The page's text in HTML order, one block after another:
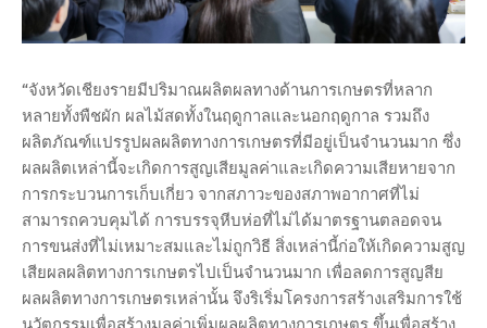
“จังหวัดเชียงรายมีปริมาณผลิตผลทางด้านการเกษตรที่หลาก
หลายทั้งพืชผัก ผลไม้สดทั้งในฤดูกาลและนอกฤดูกาล รวมถึง
ผลิตภัณฑ์แปรรูปผลผลิตทางการเกษตรที่มีอยู่เป็นจํานวนมาก ซึ่ง
ผลผลิตเหล่านี้จะเกิดการสูญเสียมูลค่าและเกิดความเสียหายจาก
การกระบวนการเก็บเกี่ยว จากสภาวะของสภาพอากาศที่ไม่
สามารถควบคุมได้ การบรรจุหีบห่อที่ไม่ได้มาตรฐานตลอดจน
การขนส่งที่ไม่เหมาะสมและไม่ถูกวิธี สิ่งเหล่านี้ก่อให้เกิดความสูญ
เสียผลผลิตทางการเกษตรไปเป็นจํานวนมาก เพื่อลดการสูญสีย
ผลผลิตทางการเกษตรเหล่านั้น จึงริเริ่มโครงการสร้างเสริมการใช้